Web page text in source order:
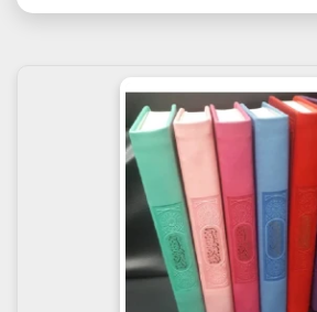
آسمان، آبی فرو فرستاد كه از آن
آوردیم…؟! و از انسان و جنبندگان
با رنگ‌های مختلف آفریدیم. حقیقت
میان بندگان خدا تنها دانشمندان از
عزیز و غفور است.
فاسلكی سبل ربك ذللاً‌یخرج من
الوانه فیه شفاء‌للناس ان فی ذلك
سپس از تمامی ثمرات و شیره گلها
كه پروردگارت برای تو تعیین كرده
از درون شكم آنها نوشیدنی‌ای با
می‌شود كه در آن برای مردم
این موضوع، نشانه روشنی برای